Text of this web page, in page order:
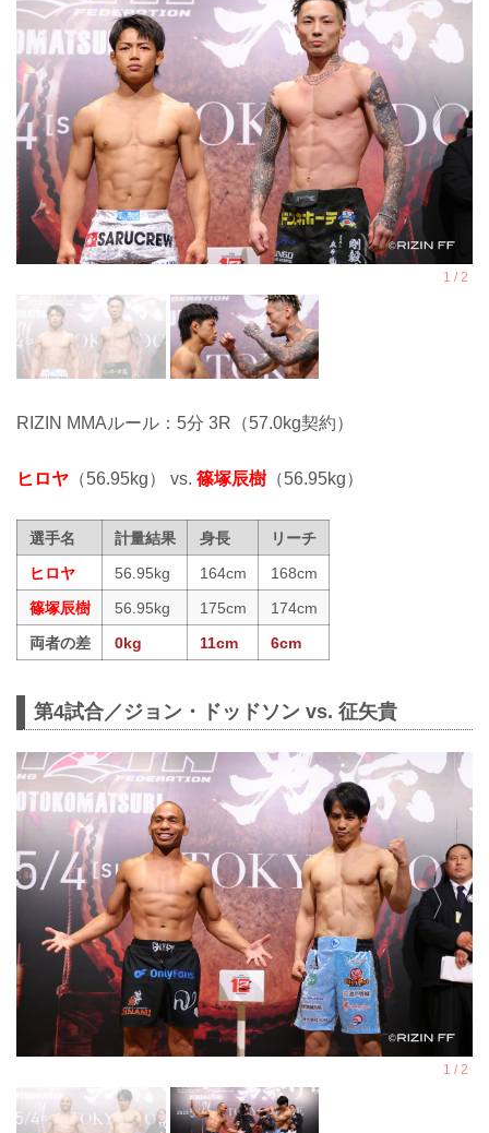
RIZIN MMAルール：5分 3R（57.0kg契約）
ヒロヤ （56.95kg） vs. 篠塚辰樹 （56.95kg）
選手名 計量結果 身長
リーチ
ヒロヤ
56.95kg 164cm
168cm
篠塚辰樹
56.95kg 175cm
174cm
両者の差
0kg 11cm 6cm
第4試合／ジョン・ドッドソン vs. 征矢貴